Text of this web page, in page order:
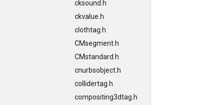
cksound.h
ckvalue.h
clothtag.h
CMsegment.h
CMstandard.h
cnurbsobject.h
collidertag.h
compositing3dtag.h